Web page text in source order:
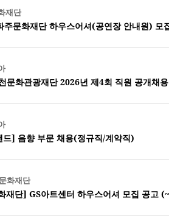
재단
주문화재단 하우스어셔(공연장 안내원) 모
문화관광재단 2026년 제4회 직원 공개채
드] 음향 부문 채용(정규직/계약직)
화재단
재단] GS아트센터 하우스어셔 모집 공고